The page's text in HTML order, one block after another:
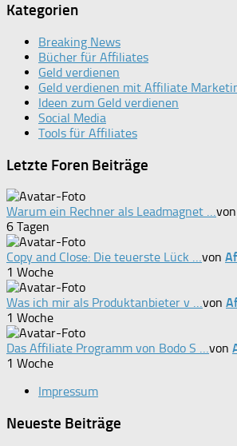
Kategorien
Breaking News
Bücher für Affiliates
Geld verdienen
Geld verdienen mit Affiliate
Ideen zum Geld verdienen
Social Media
Tools für Affiliates
Letzte Foren Beiträge
Warum ein Rechner als Leadmagnet …von
6 Tagen
Copy and Close: Die teuerste Lück …von
1 Woche
Was ich mir als Produktanbieter v …von
1 Woche
Das Affiliate Programm von Bodo S …von
1 Woche
Impressum
Neueste Beiträge